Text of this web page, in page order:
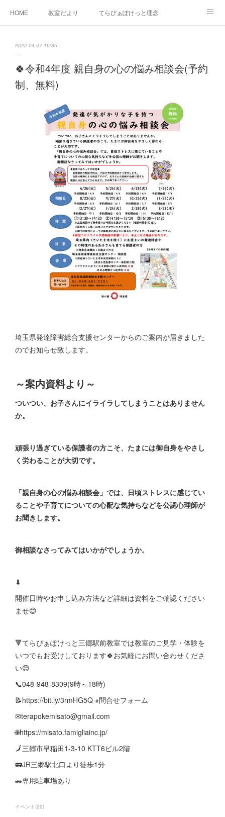
HOME 教室だより てらぴぁぽけっと理念
2022.04.07 10:35
🍀令和4年度 親自身の心の悩み相談会(予約
制、無料)
埼玉県発達障害総合支援センターからのご案内が届きました
のでお知らせ致します。
～案内資料より～
ついつい、お子さんにイライラしてしまうことはありません
か。
頑張り過ぎている保護者の方こそ、たまには御自身をやさし
く労わることが大切です。
「親自身の心の悩み相談会」では、日頃ストレスに感じてい
ることや子育てについての心配な気持ちなどを公認心理師が
お聞きします。
御相談なさってみてはいかがでしょうか。
⬇
開催日時やお申し込み方法など詳細は資料をご確認ください
ませ😊
🔻てらぴぁぽけっと三郷駅前教室では教室のご見学・体験を
いつでもお受けしております🍀お気軽にお問い合わせくださ
い😊
📞048-948-8309(9時～18時)
📝https://bit.ly/3rmHG5Q ※問合せフォーム
✉terapokemisato@gmail.com
🌐https://misato.famigliainc.jp/
🗾三郷市早稲田1-3-10 KTT6ビル2階
🚃JR三郷駅北口より徒歩1分
🚗専用駐車場あり
イベント (22)